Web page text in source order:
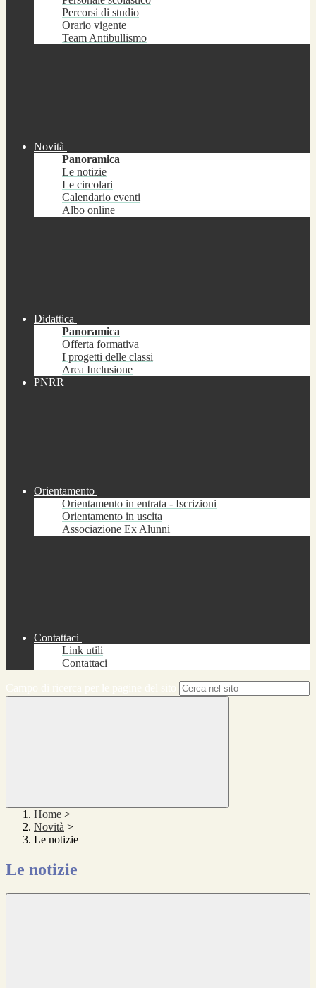
Percorsi di studio
Orario vigente
Team Antibullismo
Novità
Panoramica
Le notizie
Le circolari
Calendario eventi
Albo online
Didattica
Panoramica
Offerta formativa
I progetti delle classi
Area Inclusione
PNRR
Orientamento
Orientamento in entrata - Iscrizioni
Orientamento in uscita
Associazione Ex Alunni
Contattaci
Link utili
Contattaci
Home >
Novità >
Le notizie
Le notizie